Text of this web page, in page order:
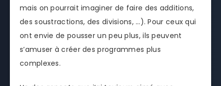
mais on pourrait imaginer de faire des additions,
des soustractions, des divisions, …). Pour ceux qui
ont envie de pousser un peu plus, ils peuvent
s’amuser à créer des programmes plus
complexes.